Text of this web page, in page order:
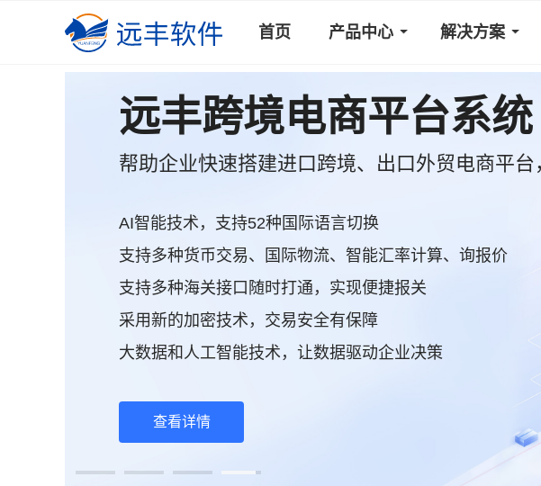
首页 产品中心 解决方案
远丰跨境电商平台系统
帮助企业快速搭建进口跨境、出口外贸电商平
AI智能技术，支持52种国际语言切换
支持多种货币交易、国际物流、智能汇率计算、询报价
支持多种海关接口随时打通，实现便捷报关
采用新的加密技术，交易安全有保障
大数据和人工智能技术，让数据驱动企业决策
查看详情